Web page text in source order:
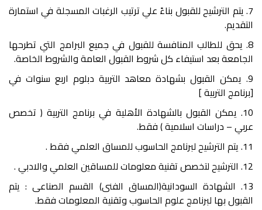
7. يتم الترشيح للقبول بناءً علي ترتيب الرغبات المسجلة في استمارة
التقديم.
8. يحق للطالب المنافسة للقبول في جميع البرامج التي تطرحها
الجامعة بعد استيفاء كل شروط القبول العامة والشروط الخاصة.
9. يمكن القبول بشهادة معاهد التربية دبلوم اربع سنوات في
[برنامج التربية ]
10. يمكن القبول بالشهادة الأهلية في برنامج التربية ( تخصص
عربي – دراسات اسلامية ) فقط.
11. يتم الترشيح لبرنامج الحاسوب للمساق العلمي فقط .
12. الترشيح لتخصص تقنية معلومات للمساقين العلمي والادبي .
13. الشهادة السودانية(المساق الفنى) القسم الصناعى : يتم
القبول بها لبرنامج علوم الحاسوب وتقنية المعلومات فقط.